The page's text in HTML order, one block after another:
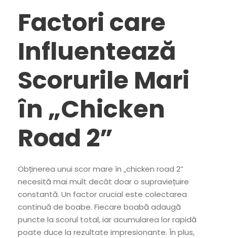
Factori care
Influentează
Scorurile Mari
în „Chicken
Road 2”
Obținerea unui scor mare în „chicken road 2”
necesită mai mult decât doar o supraviețuire
constantă. Un factor crucial este colectarea
continuă de boabe. Fiecare boabă adaugă
puncte la scorul total, iar acumularea lor rapidă
poate duce la rezultate impresionante. În plus,